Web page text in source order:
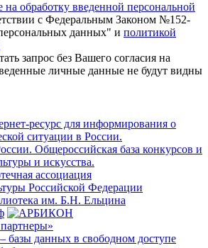
на обработку введенной персональной
с Федеральным Законом №152-
данных" и политикой
запрос без Вашего согласия на
личные данные не будут видны